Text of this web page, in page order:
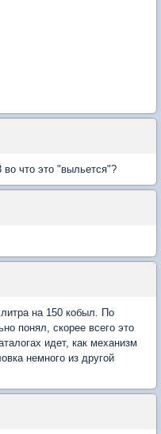
что это "выльется"?
на 150 кобыл. По
понял, скорее всего это
идет, как механизм
немного из другой